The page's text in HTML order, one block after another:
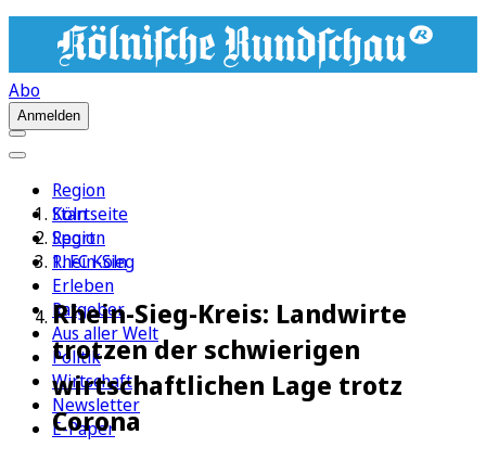
Abo
Anmelden
Region
Köln
Sport
1. FC Köln
Erleben
Ratgeber
Aus aller Welt
Politik
Wirtschaft
Newsletter
E-Paper
Startseite
Region
Rhein-Sieg
Rhein-Sieg-Kreis: Landwirte
trotzen der schwierigen
wirtschaftlichen Lage trotz
Corona